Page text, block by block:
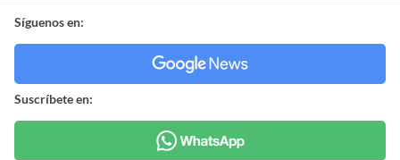
Síguenos en:
Suscríbete en: